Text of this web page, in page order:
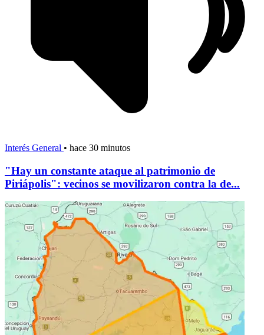
Interés General • hace 30 minutos
"Hay un constante ataque al patrimonio de
Piriápolis": vecinos se movilizaron contra la de...